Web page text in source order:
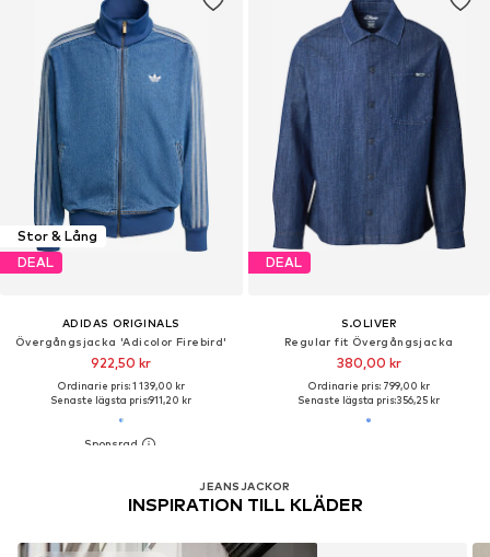
Stor & Lång
DEAL
ADIDAS ORIGINALS
Övergångsjacka 'Adicolor Firebird'
922,50 kr
Ordinarie pris: 1 139,00 kr
Senaste lägsta pris:911,20 kr
DEAL
S.OLIVER
Regular fit Övergångsjacka
380,00 kr
Ordinarie pris: 799,00 kr
Senaste lägsta pris:356,25 kr
JEANSJACKOR
INSPIRATION TILL KLÄDER